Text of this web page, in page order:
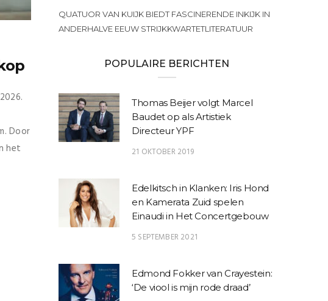
Door
het
QUATUOR VAN KUIJK BIEDT FASCINERENDE INKIJK IN
ANDERHALVE EEUW STRIJKKWARTETLITERATUUR
POPULAIRE BERICHTEN
Thomas Beijer volgt Marcel
Baudet op als Artistiek
Directeur YPF
21 OKTOBER 2019
Edelkitsch in Klanken: Iris Hond
en Kamerata Zuid spelen
Einaudi in Het Concertgebouw
5 SEPTEMBER 2021
Edmond Fokker van Crayestein:
‘De viool is mijn rode draad’